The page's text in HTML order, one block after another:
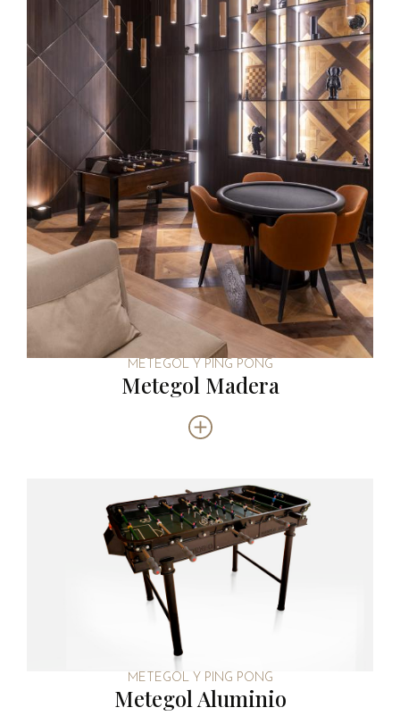
METEGOL Y PING PONG
Metegol Madera
METEGOL Y PING PONG
Metegol Aluminio